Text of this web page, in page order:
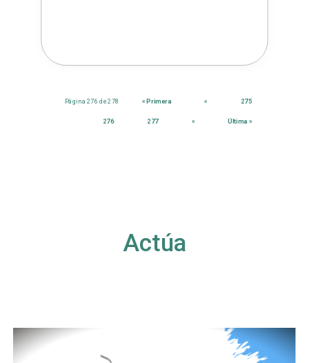
Página 276 de 278 « Primera « 275
276 277 » Última »
Actúa